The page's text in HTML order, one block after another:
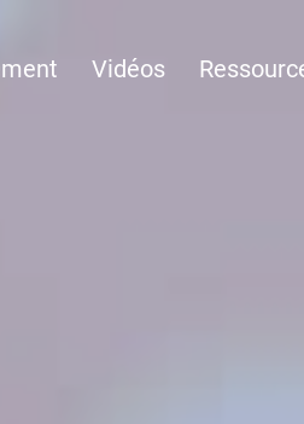
Vidéos